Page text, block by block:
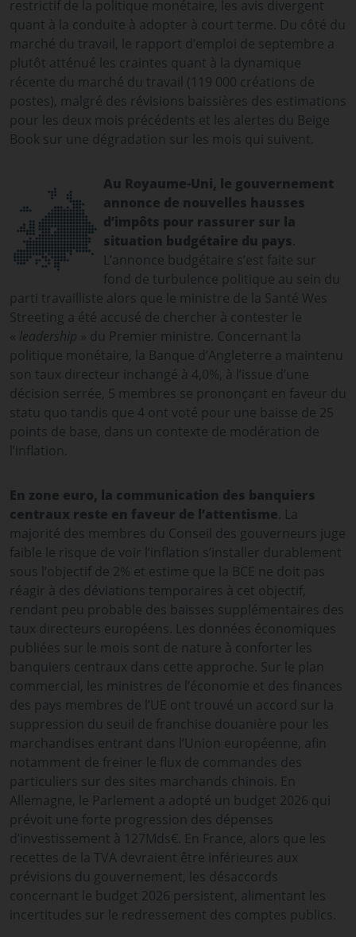
restrictif de la politique monétaire, les avis divergent
quant à la conduite à adopter à court terme. Du côté du
marché du travail, le rapport d’emploi de septembre a
plutôt atténué les craintes quant à la dynamique
récente du marché du travail (119 000 créations de
postes), malgré des révisions baissières des estimations
pour les deux mois précédents et les alertes du Beige
Book sur une dégradation sur les mois qui suivent.
Au Royaume-Uni, le gouvernement
annonce de nouvelles hausses
d’impôts pour rassurer sur la
situation budgétaire du pays.
L’annonce budgétaire s’est faite sur
fond de turbulence politique au sein du
parti travailliste alors que le ministre de la Santé Wes
Streeting a été accusé de chercher à contester le
« leadership » du Premier ministre. Concernant la
politique monétaire, la Banque d’Angleterre a maintenu
son taux directeur inchangé à 4,0%, à l’issue d’une
décision serrée, 5 membres se prononçant en faveur du
statu quo tandis que 4 ont voté pour une baisse de 25
points de base, dans un contexte de modération de
l’inflation.
En zone euro, la communication des banquiers
centraux reste en faveur de l’attentisme. La
majorité des membres du Conseil des gouverneurs juge
faible le risque de voir l’inflation s’installer durablement
sous l’objectif de 2% et estime que la BCE ne doit pas
réagir à des déviations temporaires à cet objectif,
rendant peu probable des baisses supplémentaires des
taux directeurs européens. Les données économiques
publiées sur le mois sont de nature à conforter les
banquiers centraux dans cette approche. Sur le plan
commercial, les ministres de l’économie et des finances
des pays membres de l’UE ont trouvé un accord sur la
suppression du seuil de franchise douanière pour les
marchandises entrant dans l’Union européenne, afin
notamment de freiner le flux de commandes des
particuliers sur des sites marchands chinois. En
Allemagne, le Parlement a adopté un budget 2026 qui
prévoit une forte progression des dépenses
d’investissement à 127Mds€. En France, alors que les
recettes de la TVA devraient être inférieures aux
prévisions du gouvernement, les désaccords
concernant le budget 2026 persistent, alimentant les
incertitudes sur le redressement des comptes publics.